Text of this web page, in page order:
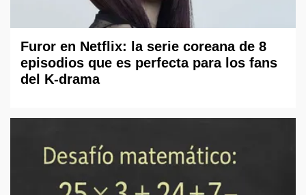
Furor en Netflix: la serie coreana de 8
episodios que es perfecta para los fans
del K-drama